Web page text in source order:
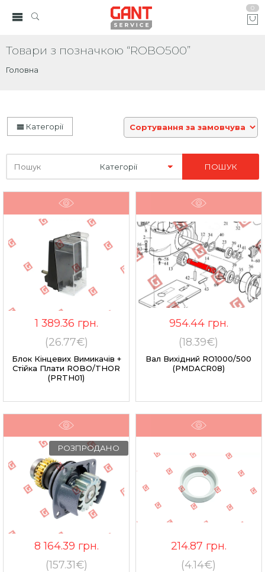
0
Товари з позначкою “ROBO500”
Головна
Категорії
Шукайте
тут
1 389.36 грн.
(26.77€)
Блок Кінцевих Вимикачів +
Стійка Плати ROBO/THOR
(PRTH01)
954.44 грн.
(18.39€)
Вал Вихідний RO1000/500
(PMDACR08)
РОЗПРОДАНО
8 164.39 грн.
(157.31€)
214.87 грн.
(4.14€)